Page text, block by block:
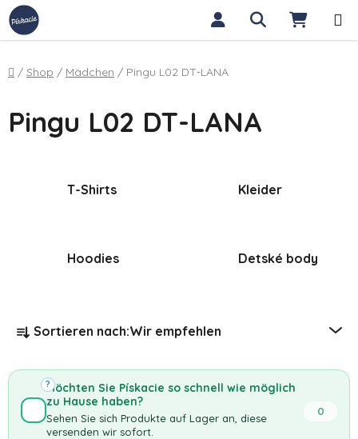
Zum Inhalt springen Suchen
Startseite
/ Shop / Mädchen / Pingu L02 DT-LANA
Pingu L02 DT-LANA
T-Shirts Kleider
Hoodies Detské body
Sortieren nach:Wir empfehlen
Möchten Sie Pískacie so schnell wie möglich
zu Hause haben?
Sehen Sie sich Produkte auf Lager an, diese
versenden wir sofort.
0
?